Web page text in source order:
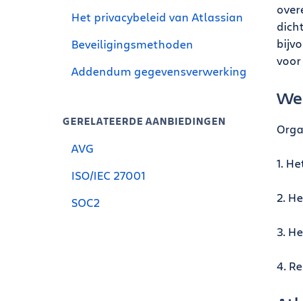
Het privacybeleid van Atlassian
Beveiligingsmethoden
Addendum gegevensverwerking
GERELATEERDE AANBIEDINGEN
AVG
ISO/IEC 27001
SOC2
1.
2.
3.
4.